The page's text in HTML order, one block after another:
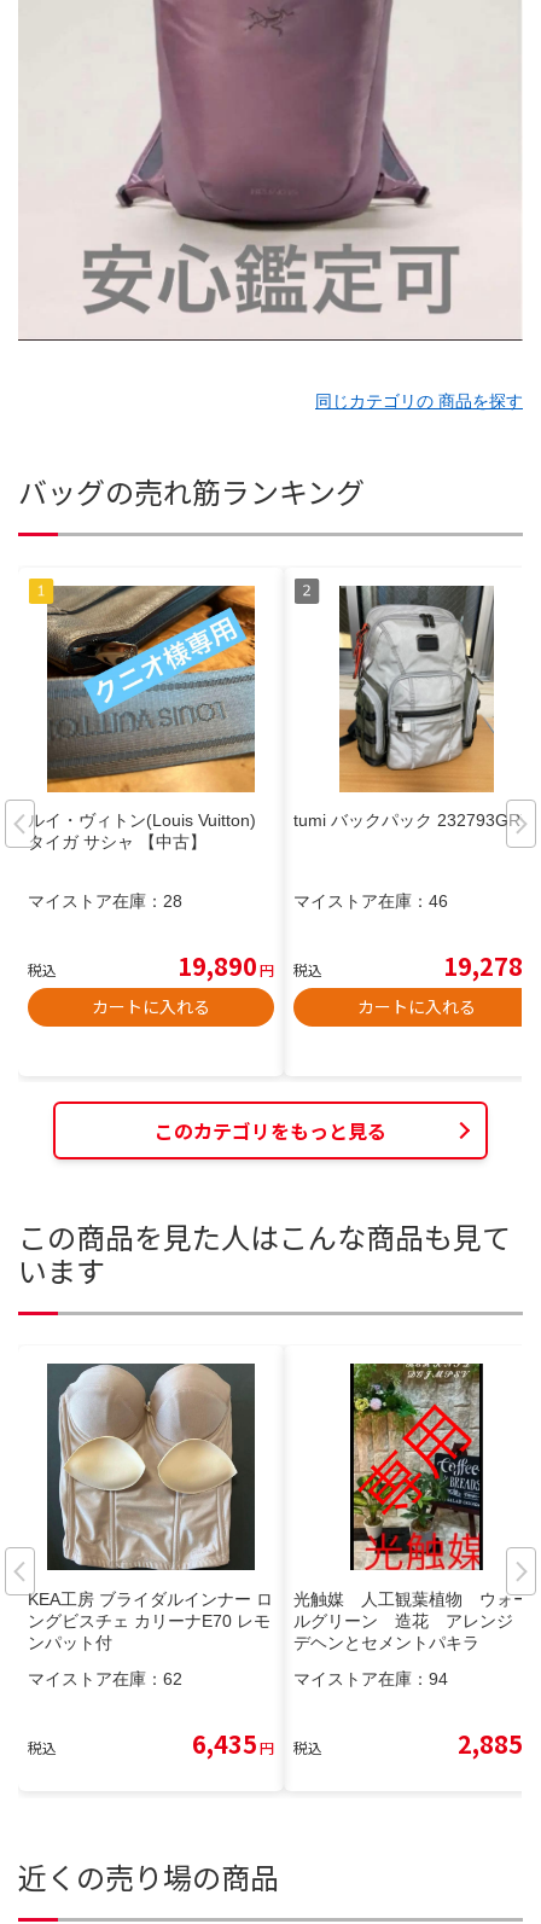
同じカテゴリの 商品を探す
バッグの売れ筋ランキング
ルイ・ヴィトン(Louis Vuitton)
タイガ サシャ 【中古】
マイストア在庫： 28
税込 19,890円
カートに入れる
tumi バックパック 232793GRY
マイストア在庫： 46
税込 19,278
カートに入れる
このカテゴリをもっと見る
この商品を見た人はこんな商品も見て
います
KEA工房 ブライダルインナー ロ
ングビスチェ カリーナE70 レモ
ンパット付
マイストア在庫： 62
税込 6,435円
光触媒 人工観葉植物 ウォー
ルグリーン 造花 アレンジ
デヘンとセメントパキラ
マイストア在庫： 94
税込 2,885
近くの売り場の商品